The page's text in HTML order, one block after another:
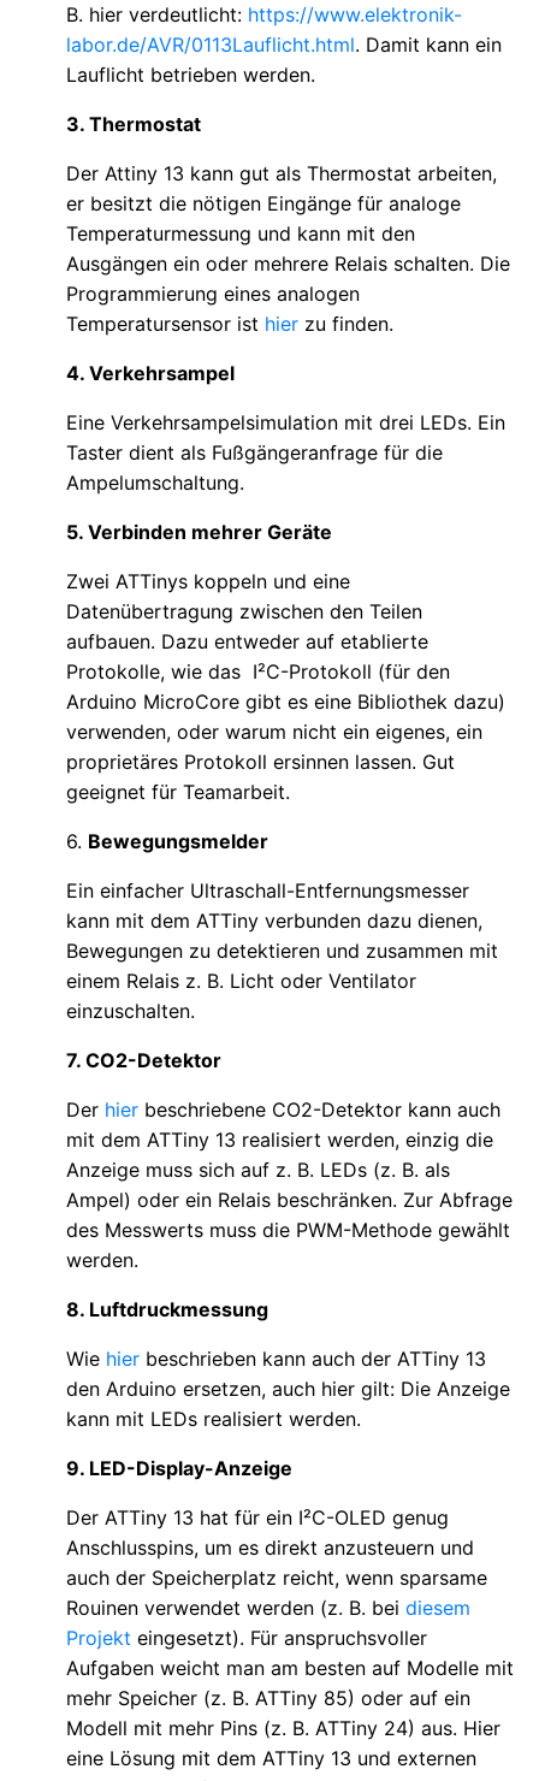
B. hier verdeutlicht: https://www.elektronik-
labor.de/AVR/0113Lauflicht.html. Damit kann ein
Lauflicht betrieben werden.
3. Thermostat
Der Attiny 13 kann gut als Thermostat arbeiten,
er besitzt die nötigen Eingänge für analoge
Temperaturmessung und kann mit den
Ausgängen ein oder mehrere Relais schalten. Die
Programmierung eines analogen
Temperatursensor ist hier zu finden.
4. Verkehrsampel
Eine Verkehrsampelsimulation mit drei LEDs. Ein
Taster dient als Fußgängeranfrage für die
Ampelumschaltung.
5. Verbinden mehrer Geräte
Zwei ATTinys koppeln und eine
Datenübertragung zwischen den Teilen
aufbauen. Dazu entweder auf etablierte
Protokolle, wie das I²C-Protokoll (für den
Arduino MicroCore gibt es eine Bibliothek dazu)
verwenden, oder warum nicht ein eigenes, ein
proprietäres Protokoll ersinnen lassen. Gut
geeignet für Teamarbeit.
6. Bewegungsmelder
Ein einfacher Ultraschall-Entfernungsmesser
kann mit dem ATTiny verbunden dazu dienen,
Bewegungen zu detektieren und zusammen mit
einem Relais z. B. Licht oder Ventilator
einzuschalten.
7. CO2-Detektor
Der hier beschriebene CO2-Detektor kann auch
mit dem ATTiny 13 realisiert werden, einzig die
Anzeige muss sich auf z. B. LEDs (z. B. als
Ampel) oder ein Relais beschränken. Zur Abfrage
des Messwerts muss die PWM-Methode gewählt
werden.
8. Luftdruckmessung
Wie hier beschrieben kann auch der ATTiny 13
den Arduino ersetzen, auch hier gilt: Die Anzeige
kann mit LEDs realisiert werden.
9. LED-Display-Anzeige
Der ATTiny 13 hat für ein I²C-OLED genug
Anschlusspins, um es direkt anzusteuern und
auch der Speicherplatz reicht, wenn sparsame
Rouinen verwendet werden (z. B. bei diesem
Projekt eingesetzt). Für anspruchsvoller
Aufgaben weicht man am besten auf Modelle mit
mehr Speicher (z. B. ATTiny 85) oder auf ein
Modell mit mehr Pins (z. B. ATTiny 24) aus. Hier
eine Lösung mit dem ATTiny 13 und externen